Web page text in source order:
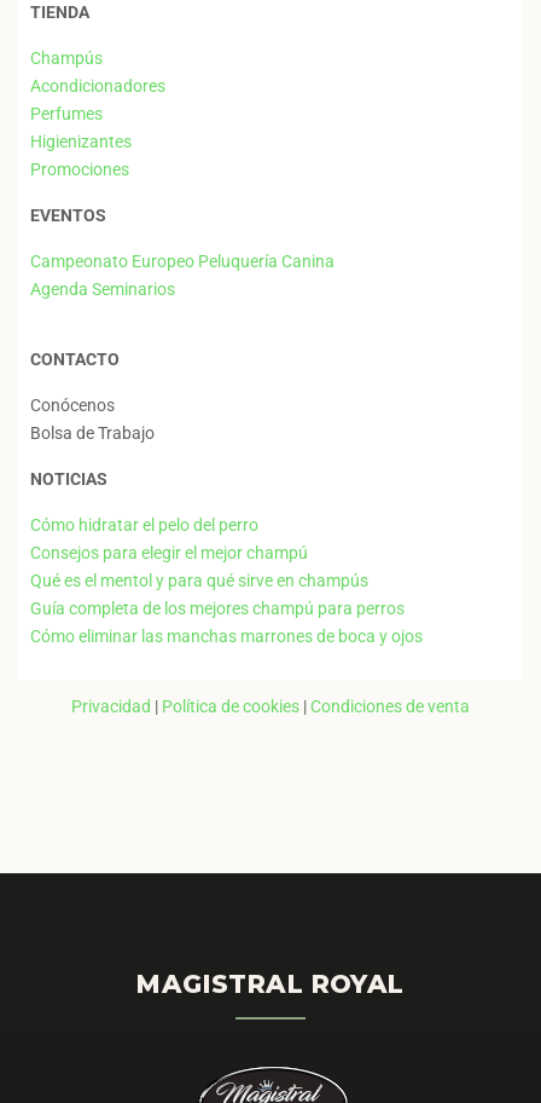
TIENDA
Champús
Acondicionadores
Perfumes
Higienizantes
Promociones
EVENTOS
Campeonato Europeo Peluquería Canina
Agenda Seminarios
CONTACTO
Conócenos
Bolsa de Trabajo
NOTICIAS
Cómo hidratar el pelo del perro
Consejos para elegir el mejor champú
Qué es el mentol y para qué sirve en champús
Guía completa de los mejores champú para perros
Cómo eliminar las manchas marrones de boca y ojos
Privacidad | Política de cookies |Condiciones de venta
MAGISTRAL ROYAL